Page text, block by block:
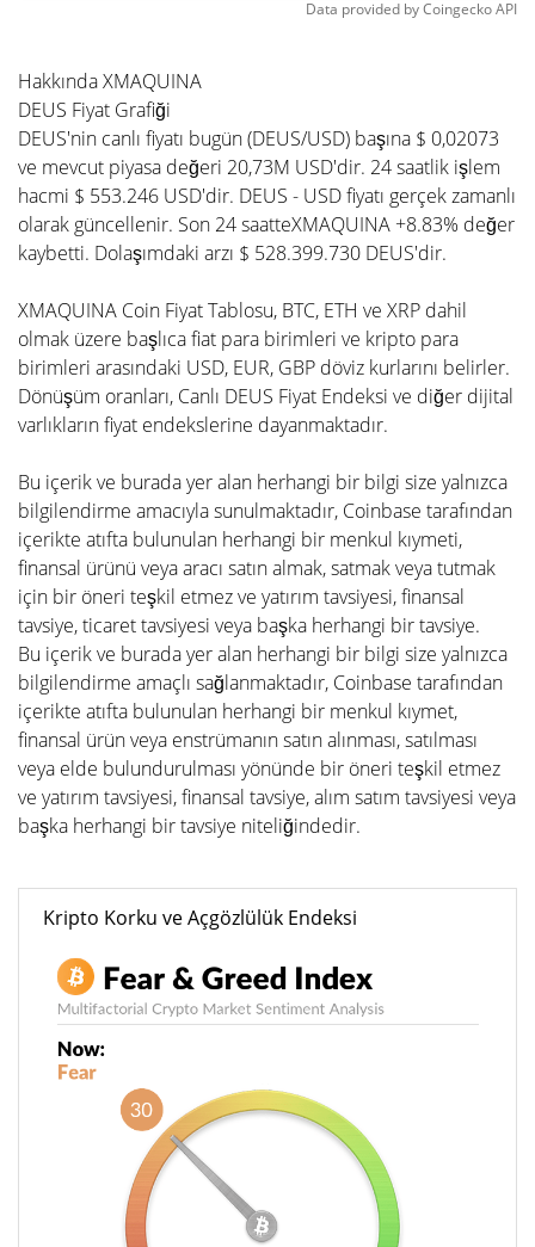
Data provided byCoingeckoAPI
Hakkında XMAQUINA
DEUS Fiyat Grafiği
DEUS'nin canlı fiyatı bugün (DEUS/USD) başına $ 0,02073
ve mevcut piyasa değeri 20,73M USD'dir. 24 saatlik işlem
hacmi $ 553.246 USD'dir. DEUS - USD fiyatı gerçek zamanlı
olarak güncellenir. Son 24 saatteXMAQUINA +8.83% değer
kaybetti. Dolaşımdaki arzı $ 528.399.730 DEUS'dir.
XMAQUINA Coin Fiyat Tablosu, BTC, ETH ve XRP dahil
olmak üzere başlıca fiat para birimleri ve kripto para
birimleri arasındaki USD, EUR, GBP döviz kurlarını belirler.
Dönüşüm oranları, Canlı DEUS Fiyat Endeksi ve diğer dijital
varlıkların fiyat endekslerine dayanmaktadır.
Bu içerik ve burada yer alan herhangi bir bilgi size yalnızca
bilgilendirme amacıyla sunulmaktadır, Coinbase tarafından
içerikte atıfta bulunulan herhangi bir menkul kıymeti,
finansal ürünü veya aracı satın almak, satmak veya tutmak
için bir öneri teşkil etmez ve yatırım tavsiyesi, finansal
tavsiye, ticaret tavsiyesi veya başka herhangi bir tavsiye.
Bu içerik ve burada yer alan herhangi bir bilgi size yalnızca
bilgilendirme amaçlı sağlanmaktadır, Coinbase tarafından
içerikte atıfta bulunulan herhangi bir menkul kıymet,
finansal ürün veya enstrümanın satın alınması, satılması
veya elde bulundurulması yönünde bir öneri teşkil etmez
ve yatırım tavsiyesi, finansal tavsiye, alım satım tavsiyesi veya
başka herhangi bir tavsiye niteliğindedir.
Kripto Korku ve Açgözlülük Endeksi